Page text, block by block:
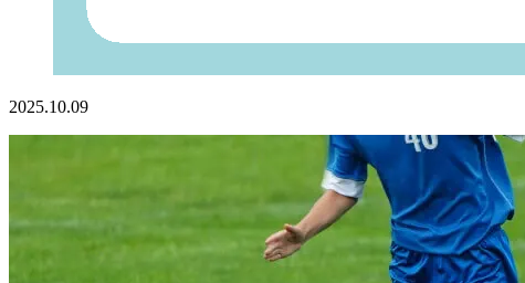
2025.10.09